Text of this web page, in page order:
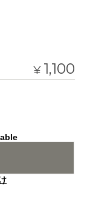
¥ 1,100